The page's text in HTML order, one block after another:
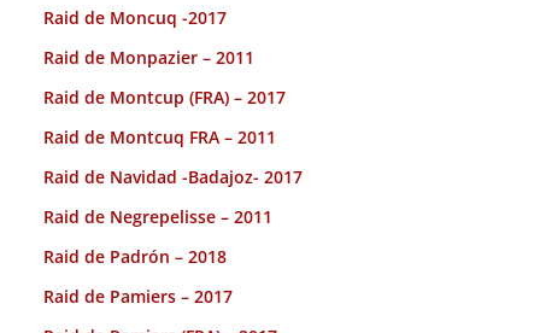
Raid de Moncuq -2017
Raid de Monpazier – 2011
Raid de Montcup (FRA) – 2017
Raid de Montcuq FRA – 2011
Raid de Navidad -Badajoz- 2017
Raid de Negrepelisse – 2011
Raid de Padrón – 2018
Raid de Pamiers – 2017